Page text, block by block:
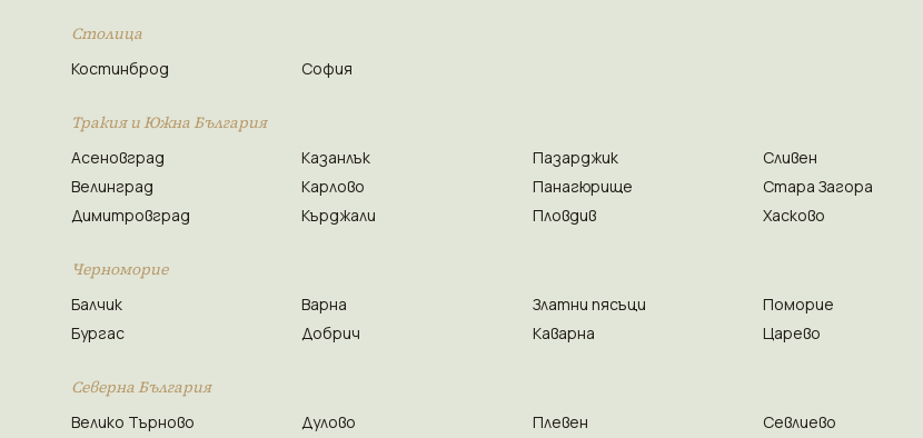
Столица
Костинброд София
Тракия и Южна България
Асеновград
Велинград
Димитровград
Казанлък
Карлово
Кърджали
Пазарджик
Панагюрище
Пловдив
Сливен
Стара Загора
Хасково
Черноморие
Балчик
Бургас
Варна
Добрич
Златни пясъци
Каварна
Поморие
Царево
Северна България
Велико Търново
Дулово
Плевен
Севлиево